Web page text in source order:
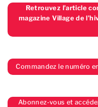
Retrouvez l’article
magazine Village de
Commandez le numéro
Abonnez-vous et